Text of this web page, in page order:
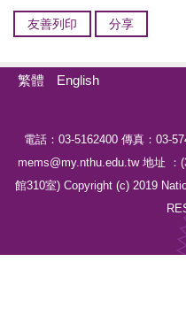
友善列印 分享
繁體 English
電話：03-5162400 傳真：03-
mems@my.nthu.edu.tw 地址 ：
館310室) Copyright (c) 2019